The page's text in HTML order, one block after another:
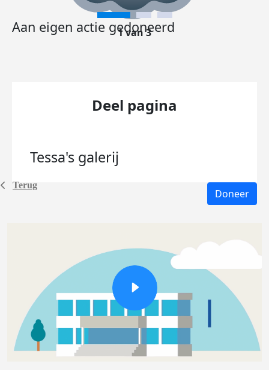
Terug
Aan eigen actie gedoneerd
1 van 3
Deel pagina
Tessa's galerij
Doneer